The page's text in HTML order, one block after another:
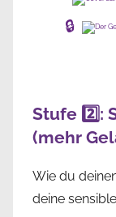
🔒
Stufe 2️⃣:
(mehr
Wie du
deine